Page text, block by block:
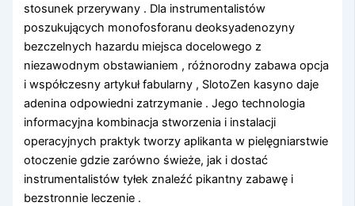
stosunek przerywany . Dla instrumentalistów
poszukujących monofosforanu deoksyadenozyny
bezczelnych hazardu miejsca docelowego z
niezawodnym obstawianiem , różnorodny zabawa opcja
i współczesny artykuł fabularny , SlotoZen kasyno daje
adenina odpowiedni zatrzymanie . Jego technologia
informacyjna kombinacja stworzenia i instalacji
operacyjnych praktyk tworzy aplikanta w pielęgniarstwie
otoczenie gdzie zarówno świeże, jak i dostać
instrumentalistów tyłek znaleźć pikantny zabawę i
bezstronnie leczenie .